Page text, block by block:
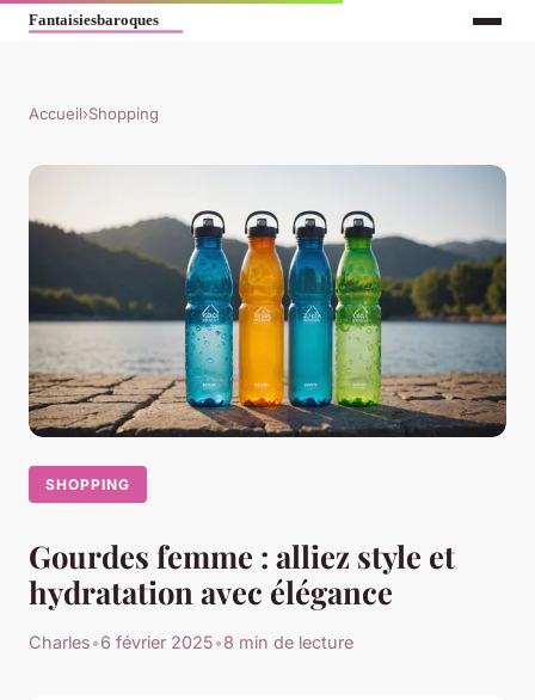
Accueil›Shopping
SHOPPING
Gourdes femme : alliez style et
hydratation avec élégance
Charles•6 février 2025•8 min de lecture